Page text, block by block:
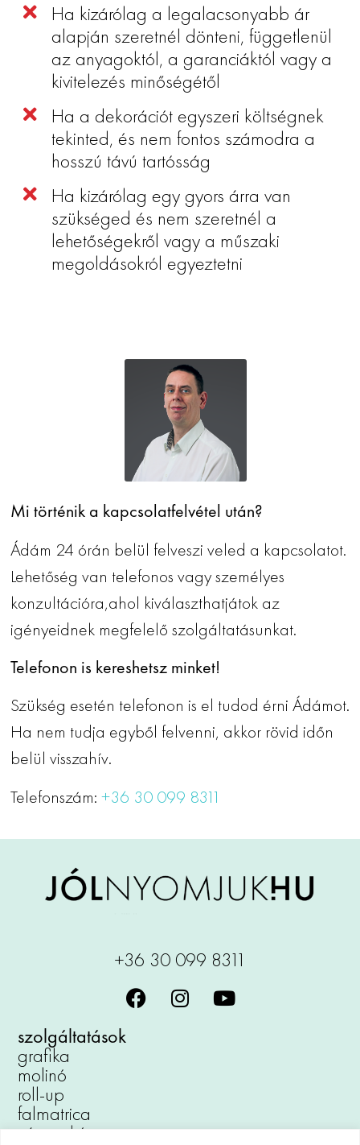
Ha kizárólag a legalacsonyabb ár
alapján szeretnél dönteni, függetlenül
az anyagoktól, a garanciáktól vagy a
kivitelezés minőségétől
Ha a dekorációt egyszeri költségnek
tekinted, és nem fontos számodra a
hosszú távú tartósság
Ha kizárólag egy gyors árra van
szükséged és nem szeretnél a
lehetőségekről vagy a műszaki
megoldásokról egyeztetni
Mi történik a kapcsolatfelvétel után?
Ádám 24 órán belül felveszi veled a kapcsolatot.
Lehetőség van telefonos vagy személyes
konzultációra,ahol kiválaszthatjátok az
igényeidnek megfelelő szolgáltatásunkat.
Telefonon is kereshetsz minket!
Szükség esetén telefonon is el tudod érni Ádámot.
Ha nem tudja egyből felvenni, akkor rövid időn
belül visszahív.
Telefonszám:+36 30 099 8311
+36 30 099 8311
szolgáltatások
grafika
molinó
roll-up
falmatrica
vászonkép